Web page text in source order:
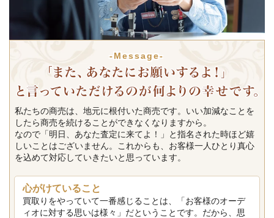
-Message-
私たちの商売は、地元に根付いた商売です。いい加減なことを
したら商売を続けることができなくなりますから。
なので「明日、あなた査定に来てよ！」と指名された時ほど嬉
しいことはございません。これからも、お客様一人ひとり真心
を込めて対応していきたいと思っています。
心がけていること
買取りをやっていて一番感じることは、「お客様のオーデ
ィオに対する思いは様々」だということです。だから、思